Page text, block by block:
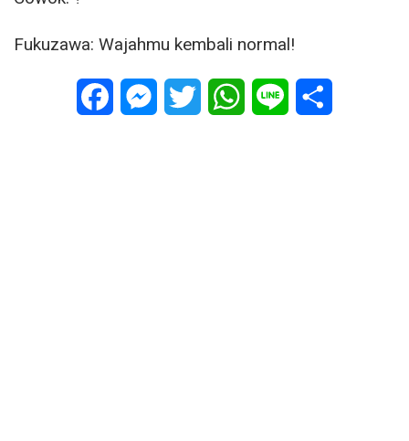
Fukuzawa: Wajahmu kembali normal!
FacebookMessenger
Twitter WhatsApp
Line